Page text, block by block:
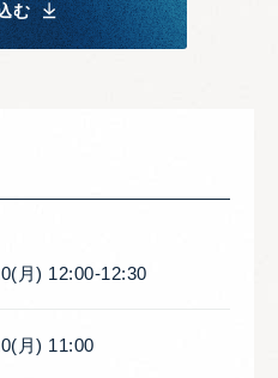
む
月) 12:00-12:30
月) 11:00